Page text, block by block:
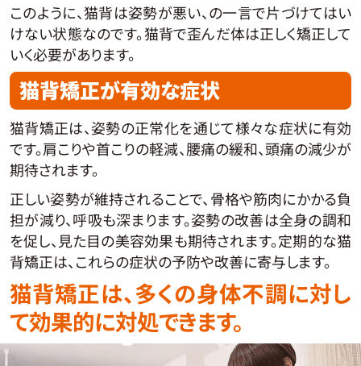
このように、猫背は姿勢が悪い、の一言で片づけてはい
けない状態なのです。猫背で歪んだ体は正しく矯正して
いく必要があります。
猫背矯正が有効な症状
猫背矯正は、姿勢の正常化を通じて様々な症状に有効
です。肩こりや首こりの軽減、腰痛の緩和、頭痛の減少が
期待されます。
正しい姿勢が維持されることで、骨格や筋肉にかかる負
担が減り、呼吸も深まります。姿勢の改善は全身の調和
を促し、見た目の美容効果も期待されます。定期的な猫
背矯正は、これらの症状の予防や改善に寄与します。
猫背矯正は、多くの身体不調に対し
て効果的に対処できます。